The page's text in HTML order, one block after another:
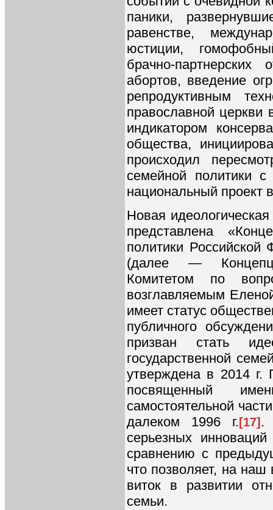
паники,
равенстве,
юстиции,
брачно-
абортов, введение
репродуктивным
православной церкви
индикатором
общества,
происходил
семейной политики
национальный проект
Новая
представлена
политики
(далее —
Комитетом по
возглавляемым
имеет статус
публичного
призван стать
государственной
утверждена в 2014 г.
посвященный
самостоятельной
далеком 1996 г.[17] .
серьезных
сравнению с
что позволяет, на наш
виток в развитии
семьи.